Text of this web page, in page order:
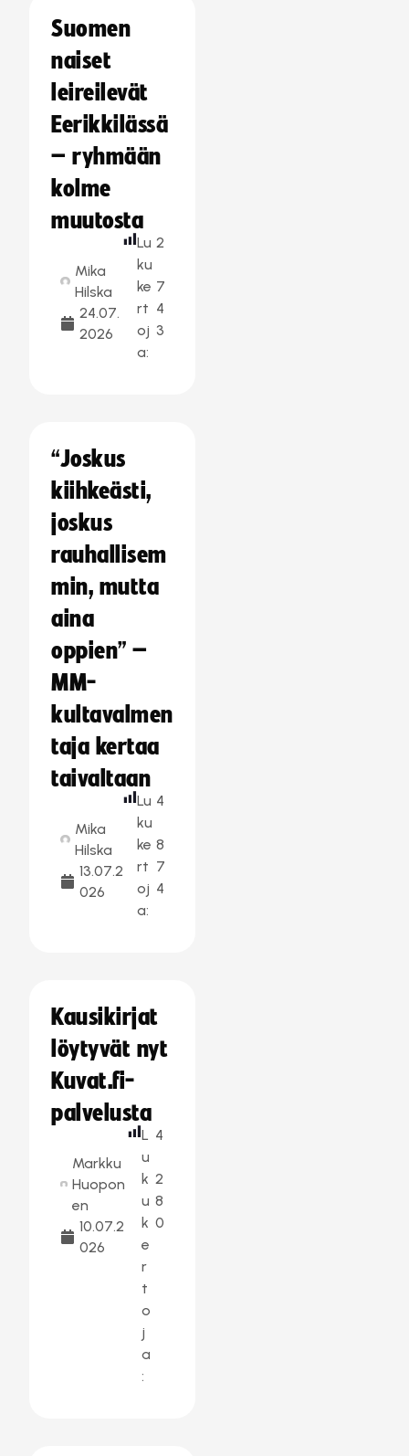
Suomen
naiset
leireilevät
Eerikkilässä
– ryhmään
kolme
muutosta
Mika
Hilska
24.07.
2026
Lu
ku
ke
rt
oj
a:
2
7
4
3
“Joskus
kiihkeästi,
joskus
rauhallisem
min, mutta
aina
oppien” –
MM-
kultavalmen
taja kertaa
taivaltaan
Mika
Hilska
13.07.2
026
Lu
ku
ke
rt
oj
a:
4
8
7
4
Kausikirjat
löytyvät nyt
Kuvat.fi-
palvelusta
Markku
Huopon
en
10.07.2
026
L
u
k
u
k
e
r
t
o
j
a
:
4
2
8
0